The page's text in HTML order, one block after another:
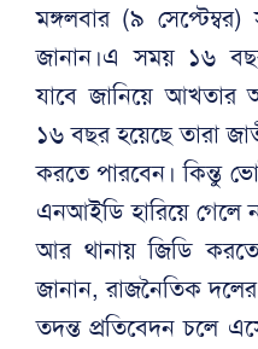
মঙ্গলবার (৯
জানান।এ সময় ১৬
যাবে জানিয়ে আখতার
১৬ বছর হয়েছে তারা
করতে পারবেন। কিন্তু
এনআইডি হারিয়ে
আর থানায় জিডি
জানান, ‎রাজনৈতিক দলের
তদন্ত প্রতিবেদন চলে